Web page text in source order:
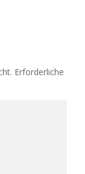
Erforderliche